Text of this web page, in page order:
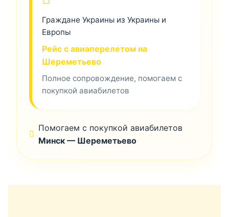
Граждане Украины из Украины и
Европы
Рейс с авиаперелетом на
Шереметьево
Полное сопровождение, помогаем с
покупкой авиабилетов
Помогаем с покупкой авиабилетов
Минск — Шереметьево